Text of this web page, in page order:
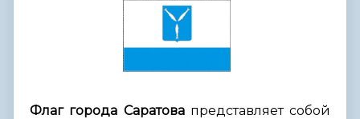
Флаг города Саратовапредставляет собой